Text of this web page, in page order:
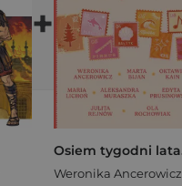
+
Weronika Ancerowicz